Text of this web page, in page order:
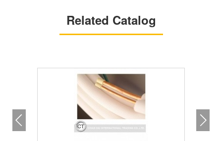
Related Catalog